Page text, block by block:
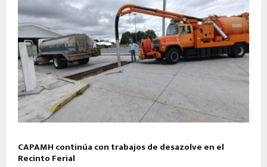
CAPAMH continúa con trabajos de desazolve en el
Recinto Ferial